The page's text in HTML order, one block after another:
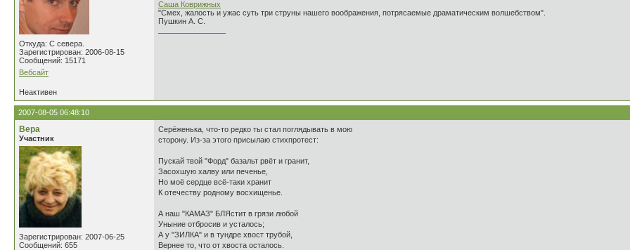
Откуда: С севера.
Зарегистрирован: 2006-08-15
Сообщений: 15171
Вебсайт
Саша Коврижных
"Смех, жалость и ужас суть три струны нашего воображения, потрясаемые драматическим волшебством".
Пушкин А. С.
Неактивен
2007-08-05 06:48:10
Вера
Участник
Зарегистрирован: 2007-06-25
Сообщений: 655
Серёженька, что-то редко ты стал поглядывать в мою
сторону. Из-за этого присылаю стихпротест:
Пускай твой "Форд" базальт рвёт и гранит,
Засохшую халву или печенье,
Но моё сердце всё-таки хранит
К отечеству родному восхищенье.
А наш "КАМАЗ" БЛЯстит в грязи любой
Уныние отбросив и усталось;
А у "ЗИЛКА" и в тундре хвост трубой,
Вернее то, что от хвоста осталось.